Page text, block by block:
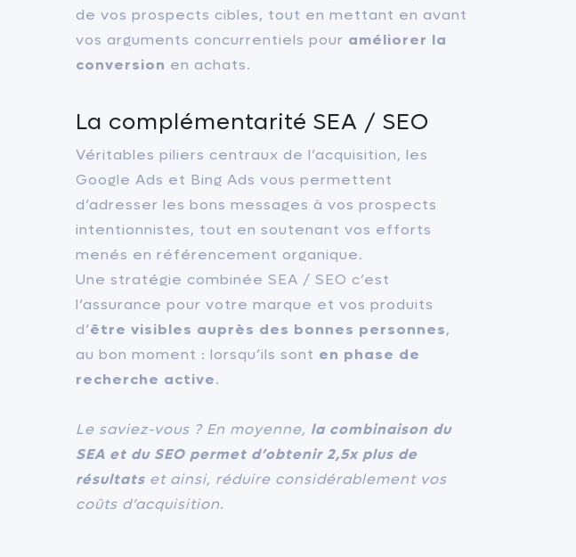
de vos prospects cibles, tout en mettant en avant
vos arguments concurrentiels pour améliorer la
conversion en achats.
La complémentarité SEA / SEO
Véritables piliers centraux de l’acquisition, les
Google Ads et Bing Ads vous permettent
d’adresser les bons messages à vos prospects
intentionnistes, tout en soutenant vos efforts
menés en référencement organique.
Une stratégie combinée SEA / SEO c’est
l’assurance pour votre marque et vos produits
d’être visibles auprès des bonnes personnes,
au bon moment : lorsqu’ils sont en phase de
recherche active.
Le saviez-vous ? En moyenne, la combinaison du
SEA et du SEO permet d’obtenir 2,5x plus de
résultats et ainsi, réduire considérablement vos
coûts d’acquisition.